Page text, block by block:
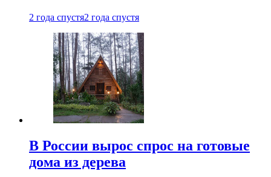
2 года спустя2 года спустя
В России вырос спрос на готовые
дома из дерева